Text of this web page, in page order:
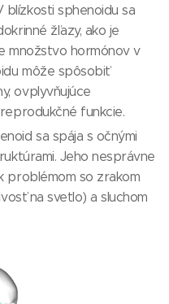
blízkosti sphenoidu sa
žľazy, ako je
množstvo hormónov v
môže spôsobiť
ovplyvňujúce
funkcie.
sa spája s očnými
Jeho nesprávne
problémom so zrakom
na svetlo) a sluchom